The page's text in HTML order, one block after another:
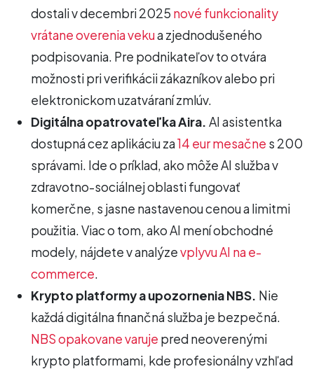
dostali v decembri 2025 nové funkcionality
vrátane overenia vekua zjednodušeného
podpisovania. Pre podnikateľov to otvára
možnosti pri verifikácii zákazníkov alebo pri
elektronickom uzatváraní zmlúv.
Digitálna opatrovateľka Aira. AI asistentka
dostupná cez aplikáciu za14 eur mesačne s 200
správami. Ide o príklad, ako môže AI služba v
zdravotno-sociálnej oblasti fungovať
komerčne, s jasne nastavenou cenou a limitmi
použitia. Viac o tom, ako AI mení obchodné
modely, nájdete v analýzevplyvu AI na e-
commerce.
Krypto platformy a upozornenia NBS. Nie
každá digitálna finančná služba je bezpečná.
NBS opakovane varuje pred neoverenými
krypto platformami, kde profesionálny vzhľad